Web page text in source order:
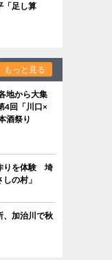
「足し算
もっと見る
地から大集
4回「川口×
酒祭り
りを体験 埼
の村」
、加治川で秋